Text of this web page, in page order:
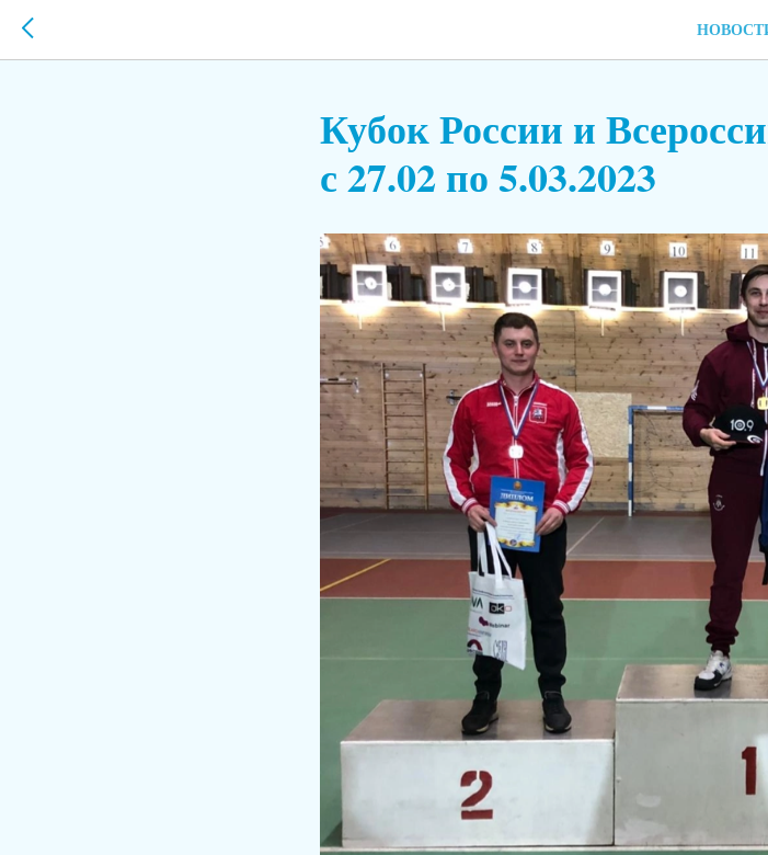
Кубок России и
с 27.02 по 5.03.2023